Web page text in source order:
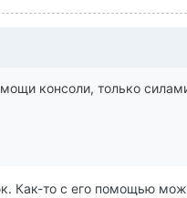
консоли, только
Как-то с его помощью